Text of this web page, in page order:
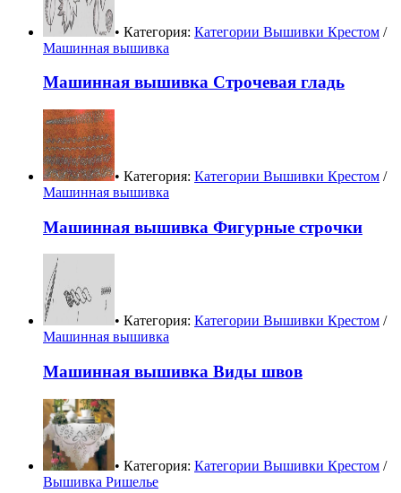
• Категория: Категории Вышивки Крестом /
Машинная вышивка
Машинная вышивка Строчевая гладь
• Категория: Категории Вышивки Крестом /
Машинная вышивка
Машинная вышивка Фигурные строчки
• Категория: Категории Вышивки Крестом /
Машинная вышивка
Машинная вышивка Виды швов
• Категория: Категории Вышивки Крестом /
Вышивка Ришелье